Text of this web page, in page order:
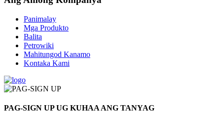
Panimalay
Mga Produkto
Balita
Petrowiki
Mahitungod Kanamo
Kontaka Kami
PAG-SIGN UP UG KUHAA ANG TANYAG